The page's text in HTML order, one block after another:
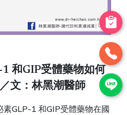
和GIP受體藥物如何
文：林黑潮醫師
GLP-1 和GIP受體藥物在國